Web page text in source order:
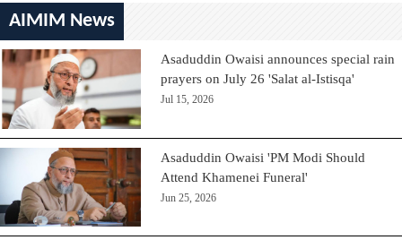
AIMIM News
Asaduddin Owaisi announces special rain
prayers on July 26 'Salat al-Istisqa'
Jul 15, 2026
Asaduddin Owaisi 'PM Modi Should
Attend Khamenei Funeral'
Jun 25, 2026